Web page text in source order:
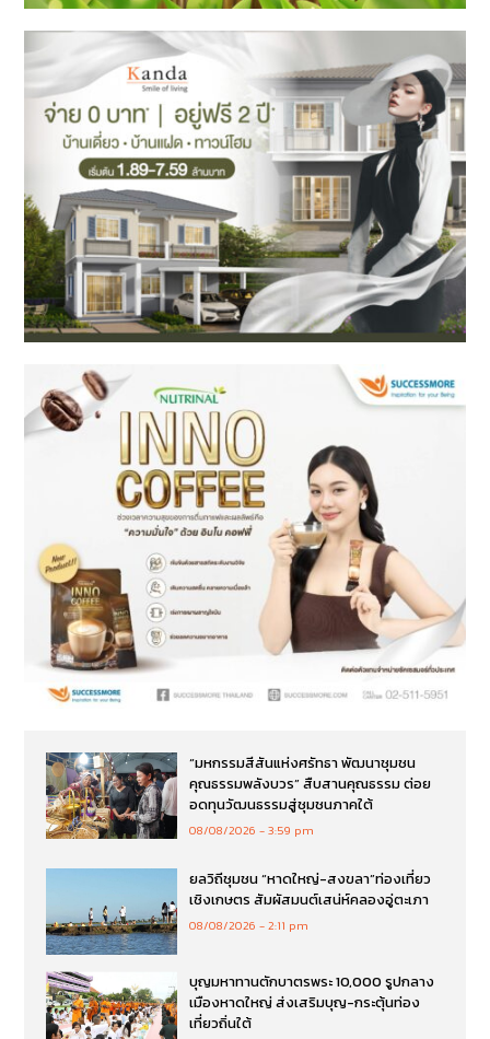
“มหกรรมสีสันแห่งศรัทธา พัฒนาชุมชน
คุณธรรมพลังบวร” สืบสานคุณธรรม ต่อย
อดทุนวัฒนธรรมสู่ชุมชนภาคใต้
08/08/2026 3:59 pm
ยลวิถีชุมชน “หาดใหญ่-สงขลา”ท่องเที่ยว
เชิงเกษตร สัมผัสมนต์เสน่ห์คลองอู่ตะเภา
08/08/2026 2:11 pm
บุญมหาทานตักบาตรพระ 10,000 รูปกลาง
เมืองหาดใหญ่ ส่งเสริมบุญ-กระตุ้นท่อง
เที่ยวถิ่นใต้